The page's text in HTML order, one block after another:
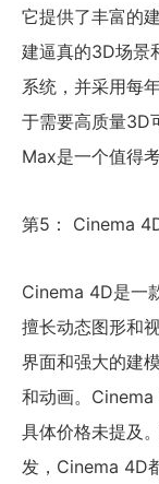
它提供了丰富的
建逼真的3D场景
系统，并采用每
于需要高质量3D
Max是一个值得
第5： Cinema
Cinema 4D是一
擅长动态图形和
界面和强大的建
和动画。Cinema
具体价格未提及
发，Cinema 4D